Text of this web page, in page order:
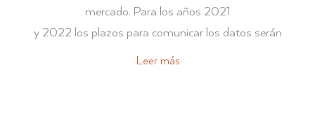
mercado. Para los años 2021
y 2022 los plazos para comunicar los datos serán
Leer más